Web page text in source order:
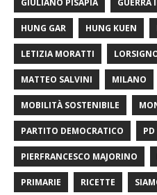
GIULIANO PISAPIA GUERRA
HUNG GAR HUNG KUEN
LETIZIA MORATTI
MATTEO SALVINI MILANO
MOBILITÀ SOSTENIBILE
PARTITO DEMOCRATICO PD
PIERFRANCESCO MAJORINO
PRIMARIE RICETTE